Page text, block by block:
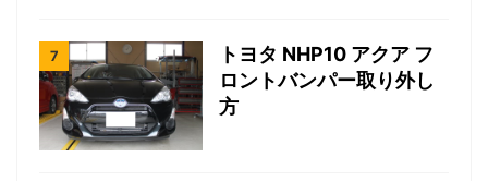
トヨタ NHP10 アクア フ
ロントバンパー取り外し
方